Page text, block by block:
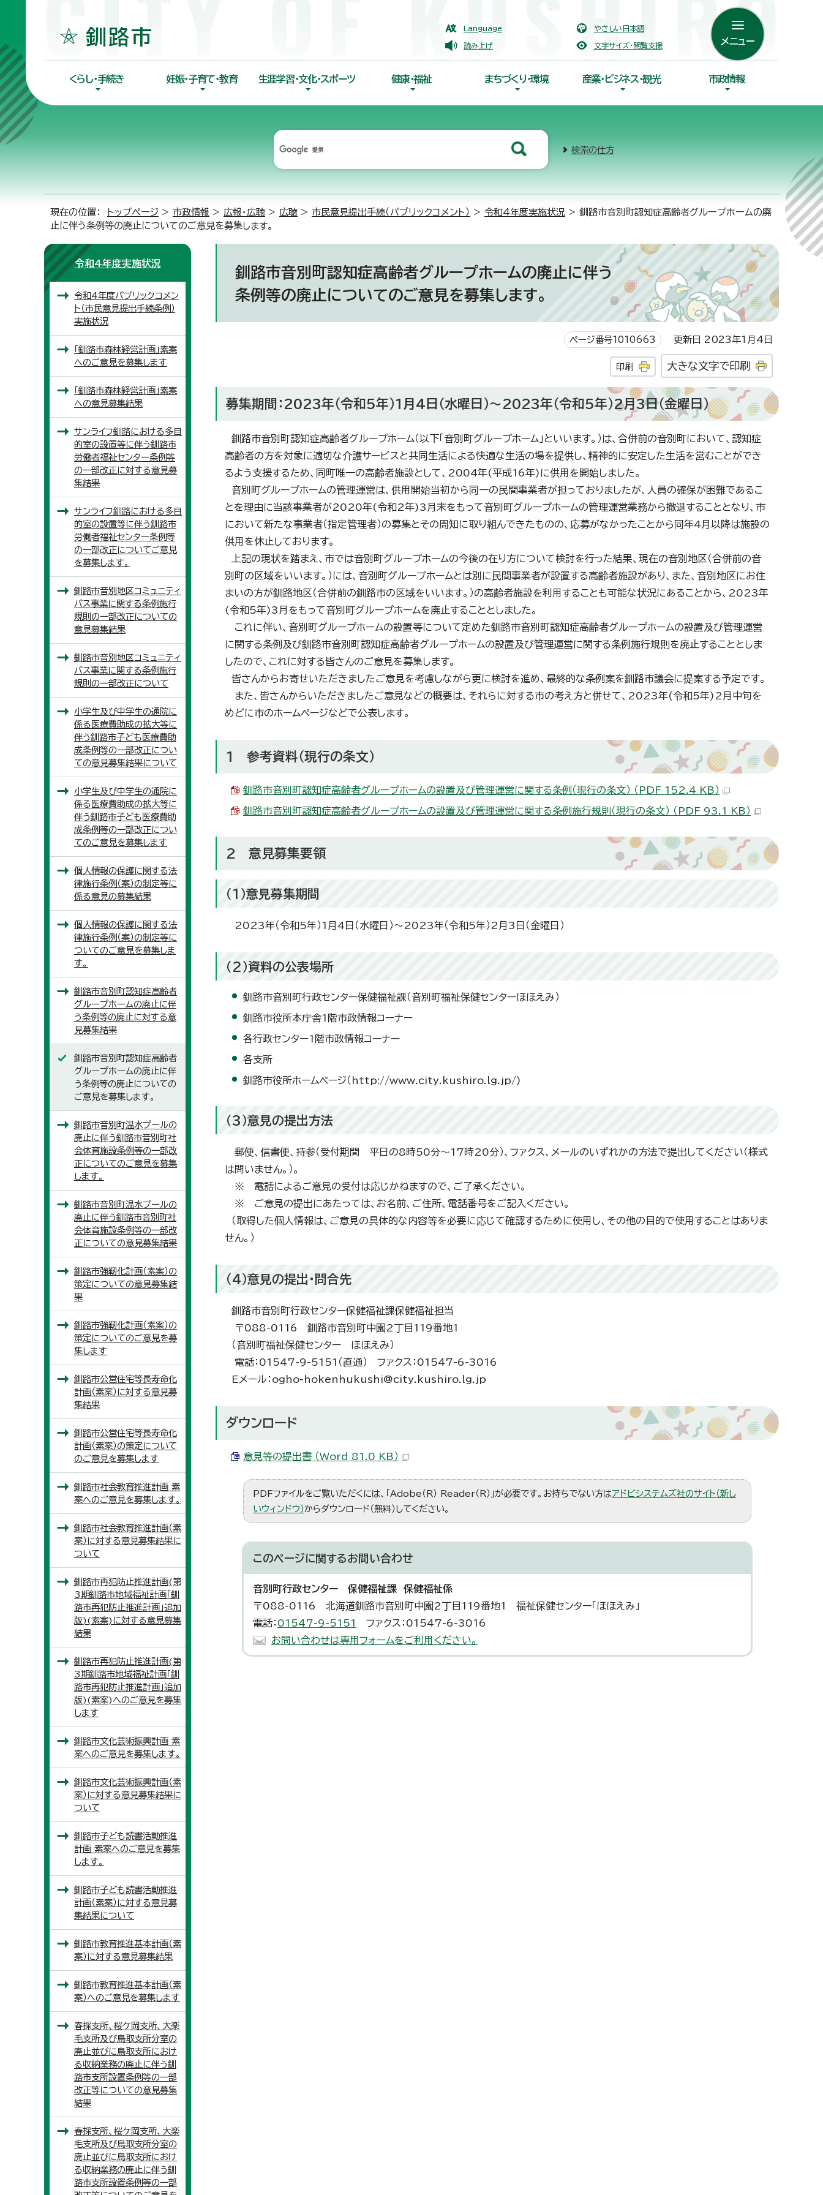
Language やさしい日本語
読み上げ 文字サイズ・閲覧支援 メニュー
くらし・手続き 妊娠・子育て・教育 生涯学習・文化・スポーツ 健康・福祉 まちづくり・環境 産業・ビジネス・観光 市政情報
検索の仕方
現在の位置： トップページ > 市政情報 > 広報・広聴 > 広聴 > 市民意見提出手続（パブリックコメント） > 令和4年度実施状況 > 釧路市音別町認知症高齢者グループホームの廃
止に伴う条例等の廃止についてのご意見を募集します。
釧路市音別町認知症高齢者グループホームの廃止に伴う
条例等の廃止についてのご意見を募集します。
ページ番号1010663 更新日 2023年1月4日
印刷 大きな文字で印刷
募集期間：2023年（令和5年）1月4日（水曜日）～2023年（令和5年）2月3日（金曜日）
釧路市音別町認知症高齢者グループホーム（以下「音別町グループホーム」といいます。）は、合併前の音別町において、認知症
高齢者の方を対象に適切な介護サービスと共同生活による快適な生活の場を提供し、精神的に安定した生活を営むことができ
るよう支援するため、同町唯一の高齢者施設として、2004年(平成16年)に供用を開始しました。
音別町グループホームの管理運営は、供用開始当初から同一の民間事業者が担っておりましたが、人員の確保が困難であるこ
とを理由に当該事業者が2020年(令和2年)3月末をもって音別町グループホームの管理運営業務から撤退することとなり、市
において新たな事業者（指定管理者）の募集とその周知に取り組んできたものの、応募がなかったことから同年4月以降は施設の
供用を休止しております。
上記の現状を踏まえ、市では音別町グループホームの今後の在り方について検討を行った結果、現在の音別地区（合併前の音
別町の区域をいいます。）には、音別町グループホームとは別に民間事業者が設置する高齢者施設があり、また、音別地区にお住
まいの方が釧路地区（合併前の釧路市の区域をいいます。）の高齢者施設を利用することも可能な状況にあることから、2023年
(令和5年)3月をもって音別町グループホームを廃止することとしました。
これに伴い、音別町グループホームの設置等について定めた釧路市音別町認知症高齢者グループホームの設置及び管理運営
に関する条例及び釧路市音別町認知症高齢者グループホームの設置及び管理運営に関する条例施行規則を廃止することとしま
したので、これに対する皆さんのご意見を募集します。
皆さんからお寄せいただきましたご意見を考慮しながら更に検討を進め、最終的な条例案を釧路市議会に提案する予定です。
また、皆さんからいただきましたご意見などの概要は、それらに対する市の考え方と併せて、2023年(令和5年)2月中旬を
めどに市のホームページなどで公表します。
1 参考資料（現行の条文）
釧路市音別町認知症高齢者グループホームの設置及び管理運営に関する条例（現行の条文） （PDF 152.4 KB）
釧路市音別町認知症高齢者グループホームの設置及び管理運営に関する条例施行規則（現行の条文） （PDF 93.1 KB）
2 意見募集要領
（1）意見募集期間
2023年（令和5年）1月4日（水曜日）～2023年（令和5年）2月3日（金曜日）
（2）資料の公表場所
釧路市音別町行政センター保健福祉課（音別町福祉保健センターほほえみ）
釧路市役所本庁舎1階市政情報コーナー
各行政センター1階市政情報コーナー
各支所
釧路市役所ホームページ（http://www.city.kushiro.lg.jp/)
（3）意見の提出方法
郵便、信書便、持参（受付期間 平日の8時50分～17時20分）、ファクス、メールのいずれかの方法で提出してください（様式
は問いません。）。
※ 電話によるご意見の受付は応じかねますので、ご了承ください。
※ ご意見の提出にあたっては、お名前、ご住所、電話番号をご記入ください。
（取得した個人情報は、ご意見の具体的な内容等を必要に応じて確認するために使用し、その他の目的で使用することはありま
せん。）
（4）意見の提出・問合先
釧路市音別町行政センター保健福祉課保健福祉担当
〒088-0116 釧路市音別町中園2丁目119番地1
（音別町福祉保健センター ほほえみ）
電話：01547-9-5151（直通） ファクス：01547-6-3016
Eメール：ogho-hokenhukushi@city.kushiro.lg.jp
ダウンロード
意見等の提出書 （Word 81.0 KB）
PDFファイルをご覧いただくには、「Adobe（R） Reader（R）」が必要です。お持ちでない方はアドビシステムズ社のサイト（新し
いウィンドウ）からダウンロード（無料）してください。
このページに関するお問い合わせ
音別町行政センター 保健福祉課 保健福祉係
〒088-0116 北海道釧路市音別町中園2丁目119番地1 福祉保健センター「ほほえみ」
電話： 01547-9-5151
ファクス：01547-6-3016
お問い合わせは専用フォームをご利用ください。
令和4年度実施状況
令和4年度パブリックコメン
ト（市民意見提出手続条例）
実施状況
「釧路市森林経営計画」素案
へのご意見を募集します
「釧路市森林経営計画」素案
への意見募集結果
サンライフ釧路における多目
的室の設置等に伴う釧路市
労働者福祉センター条例等
の一部改正に対する意見募
集結果
サンライフ釧路における多目
的室の設置等に伴う釧路市
労働者福祉センター条例等
の一部改正についてご意見
を募集します。
釧路市音別地区コミュニティ
バス事業に関する条例施行
規則の一部改正についての
意見募集結果
釧路市音別地区コミュニティ
バス事業に関する条例施行
規則の一部改正について
小学生及び中学生の通院に
係る医療費助成の拡大等に
伴う釧路市子ども医療費助
成条例等の一部改正につい
ての意見募集結果について
小学生及び中学生の通院に
係る医療費助成の拡大等に
伴う釧路市子ども医療費助
成条例等の一部改正につい
てのご意見を募集します
個人情報の保護に関する法
律施行条例（案）の制定等に
係る意見の募集結果
個人情報の保護に関する法
律施行条例（案）の制定等に
ついてのご意見を募集しま
す。
釧路市音別町認知症高齢者
グループホームの廃止に伴
う条例等の廃止に対する意
見募集結果
釧路市音別町認知症高齢者
グループホームの廃止に伴
う条例等の廃止についての
ご意見を募集します。
釧路市音別町温水プールの
廃止に伴う釧路市音別町社
会体育施設条例等の一部改
正についてのご意見を募集
します。
釧路市音別町温水プールの
廃止に伴う釧路市音別町社
会体育施設条例等の一部改
正についての意見募集結果
釧路市強靭化計画（素案）の
策定についての意見募集結
果
釧路市強靭化計画（素案）の
策定についてのご意見を募
集します
釧路市公営住宅等長寿命化
計画（素案）に対する意見募
集結果
釧路市公営住宅等長寿命化
計画（素案）の策定について
のご意見を募集します
釧路市社会教育推進計画 素
案へのご意見を募集します。
釧路市社会教育推進計画（素
案）に対する意見募集結果に
ついて
釧路市再犯防止推進計画(第
3期釧路市地域福祉計画「釧
路市再犯防止推進計画」追加
版)(素案)に対する意見募集
結果
釧路市再犯防止推進計画(第
3期釧路市地域福祉計画「釧
路市再犯防止推進計画」追加
版)(素案)へのご意見を募集
します
釧路市文化芸術振興計画 素
案へのご意見を募集します。
釧路市文化芸術振興計画（素
案）に対する意見募集結果に
ついて
釧路市子ども読書活動推進
計画 素案へのご意見を募集
します。
釧路市子ども読書活動推進
計画（素案）に対する意見募
集結果について
釧路市教育推進基本計画（素
案）に対する意見募集結果
釧路市教育推進基本計画（素
案）へのご意見を募集します
春採支所、桜ケ岡支所、大楽
毛支所及び鳥取支所分室の
廃止並びに鳥取支所におけ
る収納業務の廃止に伴う釧
路市支所設置条例等の一部
改正等についての意見募集
結果
春採支所、桜ケ岡支所、大楽
毛支所及び鳥取支所分室の
廃止並びに鳥取支所におけ
る収納業務の廃止に伴う釧
路市支所設置条例等の一部